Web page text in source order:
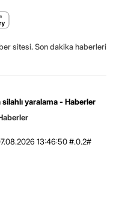
sitesi. Son dakika haberleri
yaralama - Haberler
13:46:50 #.0.2#